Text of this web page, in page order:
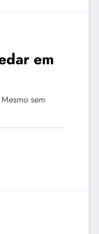
em
sem